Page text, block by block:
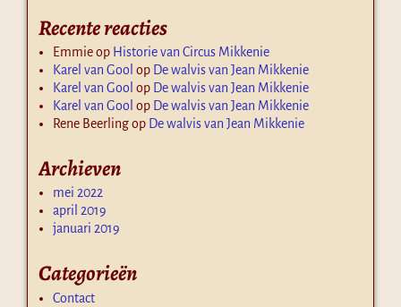
Recente reacties
Emmieop Historie van Circus Mikkenie
Karel van Gool op De walvis van Jean Mikkenie
Karel van Gool op De walvis van Jean Mikkenie
Karel van Gool op De walvis van Jean Mikkenie
Rene Beerlingop De walvis van Jean Mikkenie
Archieven
mei 2022
april 2019
januari 2019
Categorieën
Contact